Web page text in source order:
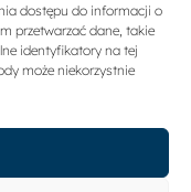
dostępu do informacji o
przetwarzać dane, takie
identyfikatory na tej
może niekorzystnie